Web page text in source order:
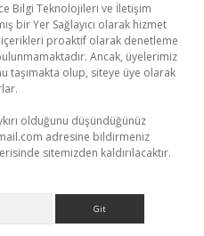
Bilgi Teknolojileri ve İletişim
bir Yer Sağlayıcı olarak hizmet
proaktif olarak denetleme
Ancak, üyelerimiz
taşımakta olup, siteye üye olarak
olduğunu düşündüğünüz
adresine bildirmeniz
sitemizden kaldırılacaktır.